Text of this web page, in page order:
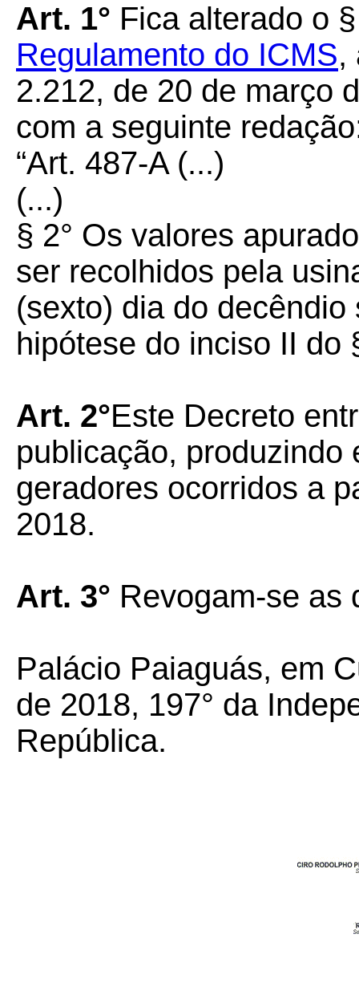
Art. 1° Fica alterado o
Regulamento do ICMS,
2.212, de 20 de março
com a seguinte
“Art. 487-A (...)
(...)
§ 2° Os valores
ser recolhidos pela
(sexto) dia do
hipótese do inciso II do
Art. 2°Este Decreto
publicação, produzindo
geradores ocorridos a
2018.
Art. 3° Revogam-se as
Palácio Paiaguás, em
de 2018, 197° da
República.